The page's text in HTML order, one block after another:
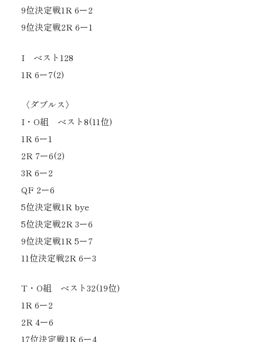
9位決定戦1R 6ー2
9位決定戦2R 6ー1
I ベスト128
1R 6ー7(2)
〈ダブルス〉
I・O組 ベスト8(11位)
1R 6ー1
2R 7ー6(2)
3R 6ー2
QF 2ー6
5位決定戦1R bye
5位決定戦2R 3ー6
9位決定戦1R 5ー7
11位決定戦2R 6ー3
T・O組 ベスト32(19位)
1R 6ー2
2R 4ー6
17位決定戦1R 6ー4